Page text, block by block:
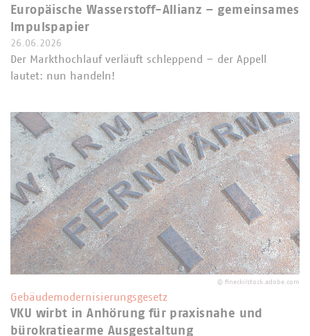
Europäische Wasserstoff-Allianz – gemeinsames
Impulspapier
26.06.2026
Der Markthochlauf verläuft schleppend – der Appell
lautet: nun handeln!
© finecki/stock.adobe.com
Gebäudemodernisierungsgesetz
VKU wirbt in Anhörung für praxisnahe und
bürokratiearme Ausgestaltung